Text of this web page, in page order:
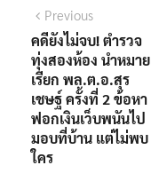
แนะแนว
เรื่อง
PreviousPrevious
post:
คดียังไม่จบ! ตำรวจ
ทุ่งสองห้อง นำหมาย
เรียก พล.ต.อ.สุร
เชษฐ์ ครั้งที่ 2 ข้อหา
ฟอกเงินเว็บพนันไป
มอบที่บ้าน แต่ไม่พบ
ใคร